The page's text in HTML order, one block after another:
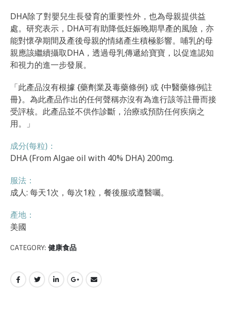
DHA除了對嬰兒生長發育的重要性外，也為母親提供益
處。研究表示，DHA可有助降低妊娠晚期早產的風險，亦
能對懷孕期間及產後母親的情緒產生積極影響。哺乳的母
親應該繼續攝取DHA，透過母乳傳遞給寶寶，以促進認知
和視力的進一步發展。
「此產品沒有根據 {藥劑業及毒藥條例} 或 {中醫藥條例註
冊}。為此產品作出的任何聲稱亦沒有為進行該等註冊而接
受評核。此產品並不供作診斷，治療或預防任何疾病之
用。」
成分(每粒)：
DHA (From Algae oil with 40% DHA) 200mg.
服法：
成人: 每天1次，每次1粒，餐後服或遵醫囑。
產地：
美國
CATEGORY: 健康食品